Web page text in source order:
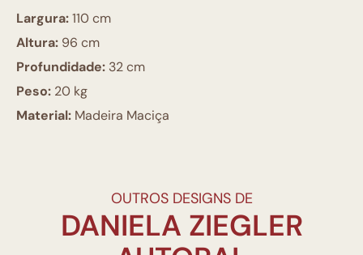
Largura:110 cm
Altura: 96 cm
Profundidade: 32 cm
Peso: 20 kg
Material: Madeira Maciça
OUTROS DESIGNS DE
DANIELA ZIEGLER